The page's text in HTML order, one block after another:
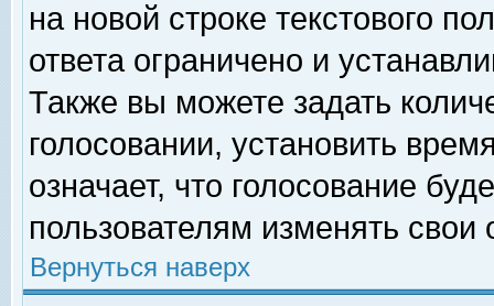
на новой строке текстового
ответа ограничено и
Также вы можете задать
голосовании, установить
означает, что голосование
пользователям изменять свои
Вернуться наверх